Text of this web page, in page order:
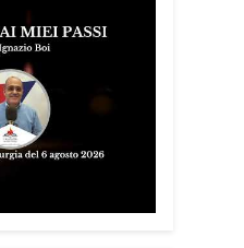
anche un
truffa. Ogni
alle forze
controlli più
Lei parla anche
bandiere